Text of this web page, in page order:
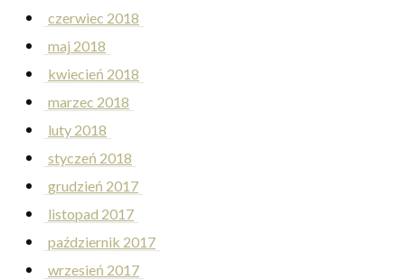
czerwiec 2018
maj 2018
kwiecień 2018
marzec 2018
luty 2018
styczeń 2018
grudzień 2017
listopad 2017
październik 2017
wrzesień 2017